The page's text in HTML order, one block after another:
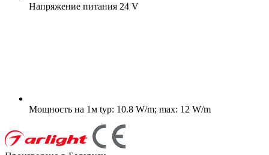
Напряжение питания 24 V
Мощность на 1м typ: 10.8 W/m; max: 12 W/m